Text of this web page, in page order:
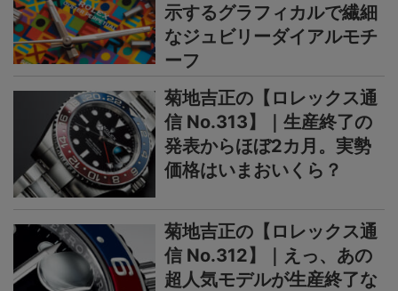
示するグラフィカルで繊細
なジュビリーダイアルモチ
ーフ
菊地吉正の【ロレックス通
信 No.313】｜生産終了の
発表からほぼ2カ月。実勢
価格はいまおいくら？
菊地吉正の【ロレックス通
信 No.312】｜えっ、あの
超人気モデルが生産終了な